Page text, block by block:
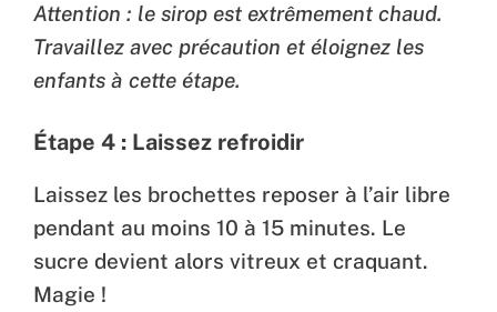
Attention : le sirop est extrêmement chaud.
Travaillez avec précaution et éloignez les
enfants à cette étape.
Étape 4 : Laissez refroidir
Laissez les brochettes reposer à l’air libre
pendant au moins 10 à 15 minutes. Le
sucre devient alors vitreux et craquant.
Magie !